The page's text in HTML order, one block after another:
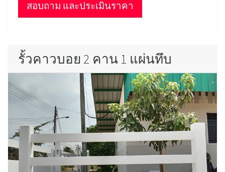
สอบถาม และประเมินราคา
รั้วคาวบอย 2 คาน 1 แผ่นทึบ